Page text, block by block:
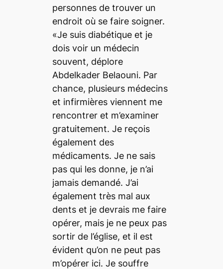
personnes de trouver un
endroit où se faire soigner.
«Je suis diabétique et je
dois voir un médecin
souvent, déplore
Abdelkader Belaouni. Par
chance, plusieurs médecins
et infirmières viennent me
rencontrer et m’examiner
gratuitement. Je reçois
également des
médicaments. Je ne sais
pas qui les donne, je n’ai
jamais demandé. J’ai
également très mal aux
dents et je devrais me faire
opérer, mais je ne peux pas
sortir de l’église, et il est
évident qu’on ne peut pas
m’opérer ici. Je souffre